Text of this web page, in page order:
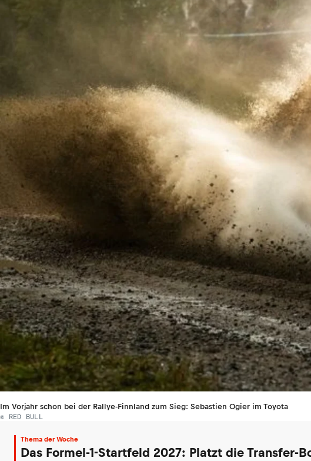
Im Vorjahr schon bei der Rallye-Finnland zum Sieg: Sebastien Ogier im Toyota
© RED BULL
Thema der Woche
Das Formel-1-Startfeld 2027: Platzt die Transfer-